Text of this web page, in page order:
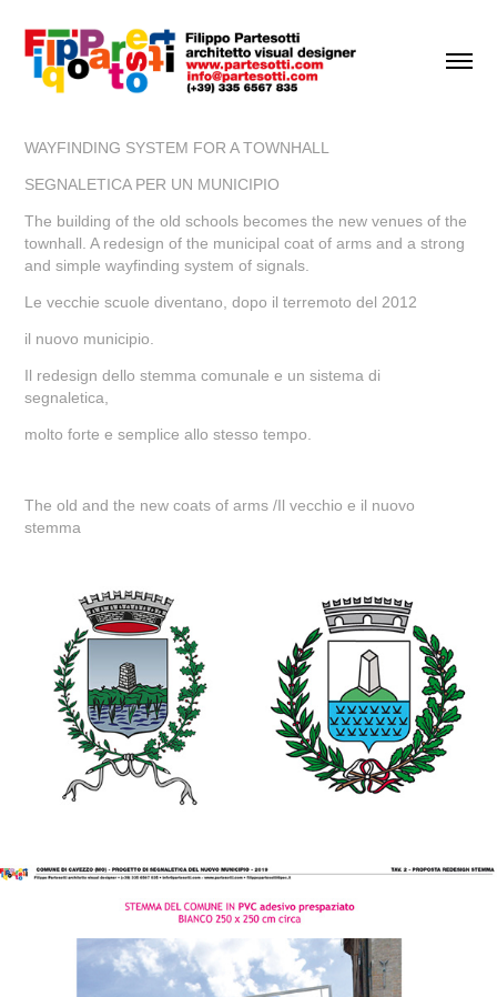
WAYFINDING SYSTEM FOR A TOWNHALL
SEGNALETICA PER UN MUNICIPIO
The building of the old schools becomes the new venues of the
townhall. A redesign of the municipal coat of arms and a strong
and simple wayfinding system of signals.
Le vecchie scuole diventano, dopo il terremoto del 2012
il nuovo municipio.
Il redesign dello stemma comunale e un sistema di
segnaletica,
molto forte e semplice allo stesso tempo.
The old and the new coats of arms/Il vecchio e il nuovo
stemma